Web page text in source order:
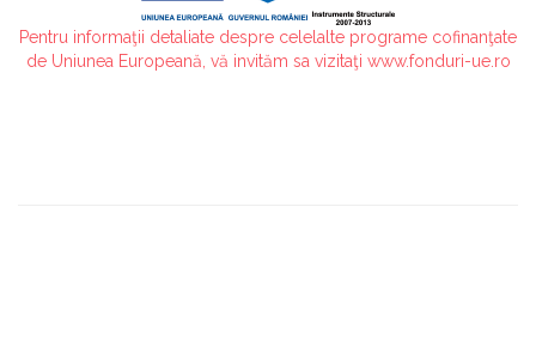
Pentru informaţii detaliate despre celelalte programe cofinanţate
de Uniunea Europeană, vă invităm sa vizitaţi www.fonduri-ue.ro